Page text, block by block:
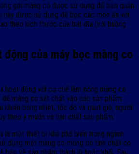
gói màng co được sử dụng để bảo quản
này được sử dụng để bọc các món ăn với
theo kích thước của bát đĩa (với buồng
động của máy bọc màng co
hoạt động với cơ chế làm nóng màng co
màng co sát chặt vào các sản phẩm.
khiển bóng nhiệt, tốc độ và quạt gió, người
theo ý muốn và tính chất sản phẩm.
là một thiết bị khá phổ biến trong ngành
dụng một màng co mỏng có tính chất co